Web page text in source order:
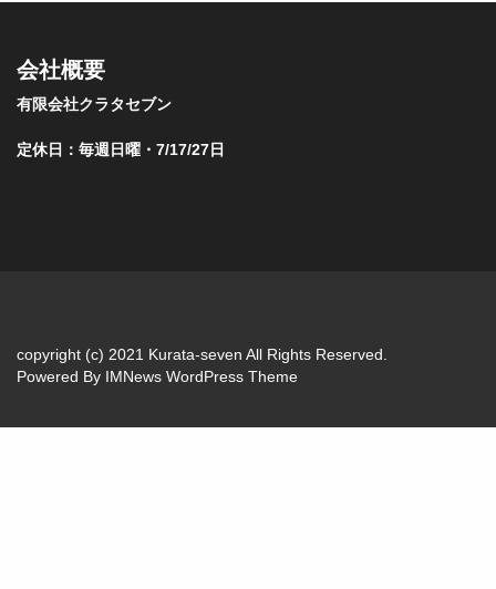
会社概要
有限会社クラタセブン
定休日：毎週日曜・7/17/27日
copyright (c) 2021 Kurata-seven All Rights Reserved.
Powered By IMNews WordPress Theme